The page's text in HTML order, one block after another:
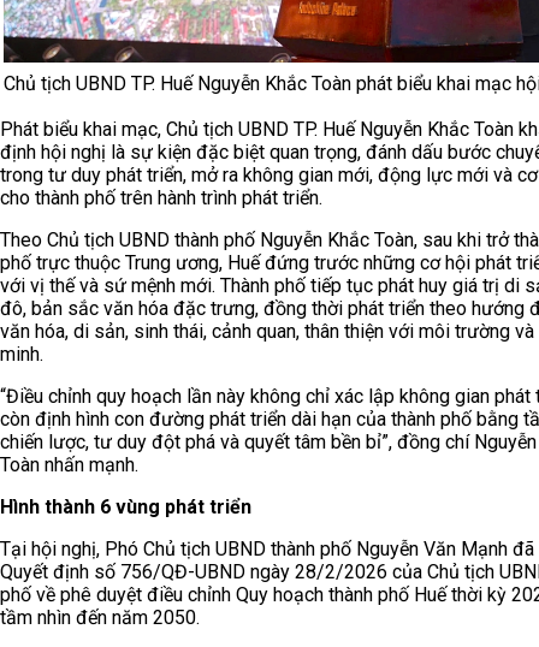
Chủ tịch UBND TP. Huế Nguyễn Khắc Toàn phát biểu khai mạc
Phát biểu khai mạc, Chủ tịch UBND TP. Huế Nguyễn Khắc Toàn
định hội nghị là sự kiện đặc biệt quan trọng, đánh dấu bước
trong tư duy phát triển, mở ra không gian mới, động lực mới và
cho thành phố trên hành trình phát triển.
Theo Chủ tịch UBND thành phố Nguyễn Khắc Toàn, sau khi trở
phố trực thuộc Trung ương, Huế đứng trước những cơ hội phát
với vị thế và sứ mệnh mới. Thành phố tiếp tục phát huy giá trị di
đô, bản sắc văn hóa đặc trưng, đồng thời phát triển theo hướng
văn hóa, di sản, sinh thái, cảnh quan, thân thiện với môi trường
minh.
“Điều chỉnh quy hoạch lần này không chỉ xác lập không gian phát
còn định hình con đường phát triển dài hạn của thành phố bằng
chiến lược, tư duy đột phá và quyết tâm bền bỉ”, đồng chí
Toàn nhấn mạnh.
Hình thành 6 vùng phát triển
Tại hội nghị, Phó Chủ tịch UBND thành phố Nguyễn Văn Mạnh
Quyết định số 756/QĐ-UBND ngày 28/2/2026 của Chủ tịch
phố về phê duyệt điều chỉnh Quy hoạch thành phố Huế thời kỳ
tầm nhìn đến năm 2050.